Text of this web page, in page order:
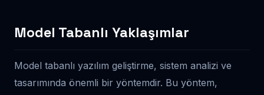
Model Tabanlı Yaklaşımlar
Model tabanlı yazılım geliştirme, sistem analizi ve
tasarımında önemli bir yöntemdir. Bu yöntem,